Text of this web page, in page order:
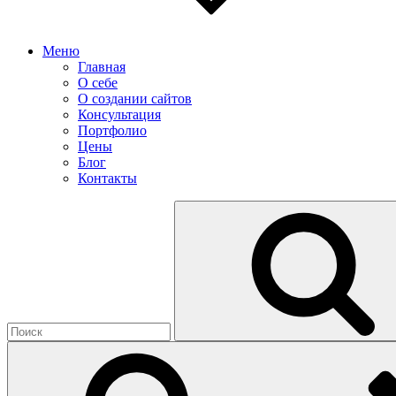
Меню
Главная
О себе
О создании сайтов
Консультация
Портфолио
Цены
Блог
Контакты